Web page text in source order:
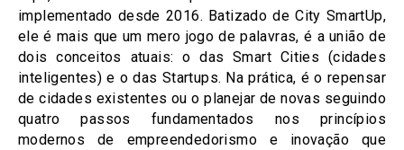
implementado desde 2016. Batizado de City SmartUp,
ele é mais que um mero jogo de palavras, é a união de
dois conceitos atuais: o das Smart Cities (cidades
inteligentes) e o das Startups. Na prática, é o repensar
de cidades existentes ou o planejar de novas seguindo
quatro passos fundamentados nos princípios
modernos de empreendedorismo e inovação que